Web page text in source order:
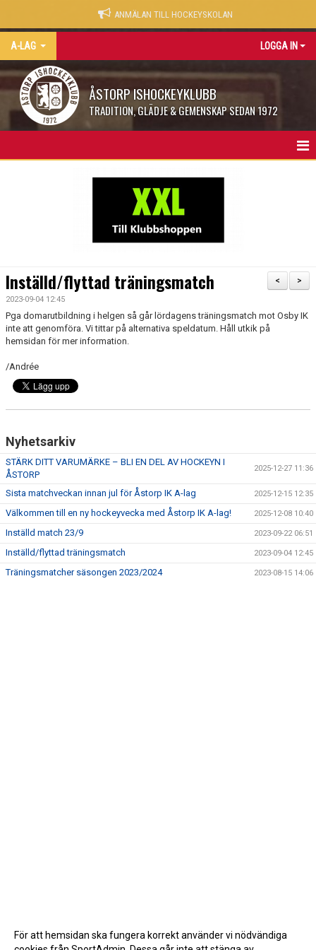
ANMÄLAN TILL HOCKEYSKOLAN
A-LAG LOGGA IN
ÅSTORP ISHOCKEYKLUBB
TRADITION, GLÄDJE & GEMENSKAP SEDAN 1972
MATCHER
SÄSONGSKORT
>
<
Inställd/flyttad träningsmatch
2023-09-04 12:45
Pga domarutbildning i helgen så går lördagens träningsmatch mot Osby IK
inte att genomföra. Vi tittar på alternativa speldatum. Håll utkik på
hemsidan för mer information.
/Andrée
Nyhetsarkiv
STÄRK DITT VARUMÄRKE – BLI EN DEL AV HOCKEYN I
ÅSTORP
2025-12-27 11:36
Sista matchveckan innan jul för Åstorp IK A-lag 2025-12-15 12:35
Välkommen till en ny hockeyvecka med Åstorp IK A-lag! 2025-12-08 10:40
Inställd match 23/9 2023-09-22 06:51
Inställd/flyttad träningsmatch 2023-09-04 12:45
Träningsmatcher säsongen 2023/2024 2023-08-15 14:06
För att hemsidan ska fungera korrekt använder vi nödvändiga